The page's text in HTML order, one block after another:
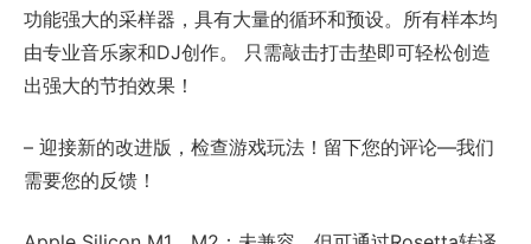
功能强大的采样器，具有大量的循环和预设。所有样本均
由专业音乐家和DJ创作。 只需敲击打击垫即可轻松创造
出强大的节拍效果！
– 迎接新的改进版，检查游戏玩法！留下您的评论—我们
需要您的反馈！